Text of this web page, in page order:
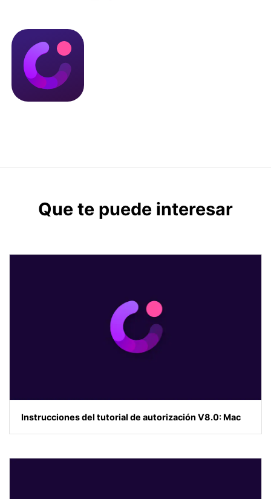
Que te puede interesar
Instrucciones del tutorial de autorización V8.0: Mac